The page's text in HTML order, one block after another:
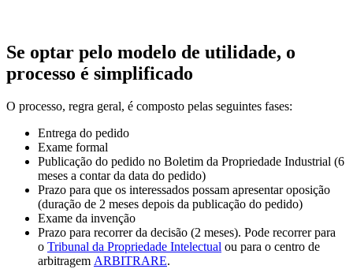
Se optar pelo modelo de utilidade, o
processo é simplificado
O processo, regra geral, é composto pelas seguintes fases:
Entrega do pedido
Exame formal
Publicação do pedido no Boletim da Propriedade Industrial (6
meses a contar da data do pedido)
Prazo para que os interessados possam apresentar oposição
(duração de 2 meses depois da publicação do pedido)
Exame da invenção
Prazo para recorrer da decisão (2 meses). Pode recorrer para
o Tribunal da Propriedade Intelectual ou para o centro de
arbitragem ARBITRARE.